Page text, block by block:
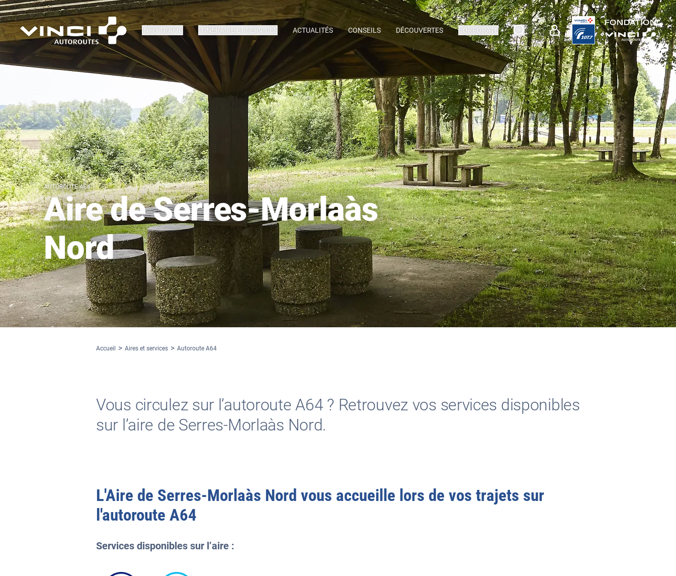
INFO TRAFIC ITINÉRAIRE ET SERVICES ACTUALITÉS CONSEILS DÉCOUVERTES CORPORATE
AUTOROUTE A64
Aire de Serres-Morlaàs
Nord
Accueil Aires et services Autoroute A64
Vous circulez sur l’autoroute A64 ? Retrouvez vos services disponibles
sur l’aire de Serres-Morlaàs Nord.
L'Aire de Serres-Morlaàs Nord vous accueille lors de vos trajets sur
l'autoroute A64
Services disponibles sur l’aire :